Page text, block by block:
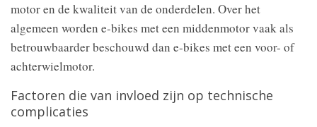
motor en de kwaliteit van de onderdelen. Over het
algemeen worden e-bikes met een middenmotor vaak als
betrouwbaarder beschouwd dan e-bikes met een voor- of
achterwielmotor.
Factoren die van invloed zijn op technische
complicaties